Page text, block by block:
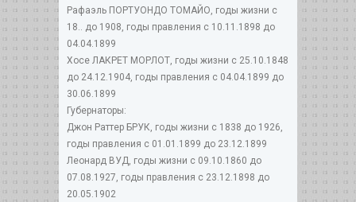
Рафаэль ПОРТУОНДО ТОМАЙО, годы жизни с
18.. до 1908, годы правления с 10.11.1898 до
04.04.1899
Хосе ЛАКРЕТ МОРЛОТ, годы жизни с 25.10.1848
до 24.12.1904, годы правления с 04.04.1899 до
30.06.1899
Губернаторы:
Джон Раттер БРУК, годы жизни с 1838 до 1926,
годы правления с 01.01.1899 до 23.12.1899
Леонард ВУД, годы жизни с 09.10.1860 до
07.08.1927, годы правления с 23.12.1898 до
20.05.1902